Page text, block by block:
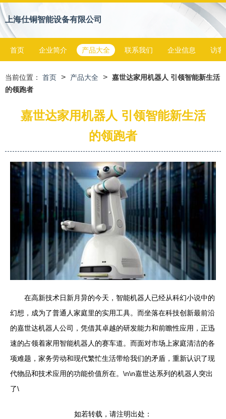
上海仕铜智能设备有限公司
首页 企业简介 产品大全 联系我们 企业信息 访客
当前位置： 首页 > 产品大全 > 嘉世达家用机器人 引领智能新生活
的领跑者
嘉世达家用机器人 引领智能新生活
的领跑者
在高新技术日新月异的今天，智能机器人已经从科幻小说中的
幻想，成为了普通人家庭里的实用工具。而坐落在科技创新最前沿
的嘉世达机器人公司，凭借其卓越的研发能力和前瞻性应用，正迅
速的占领着家用智能机器人的赛车道。而面对市场上家庭清洁的各
项难题，家务劳动和现代繁忙生活带给我们的矛盾，重新认识了现
代物品和技术应用的功能价值所在。\n\n嘉世达系列的机器人突出
了\
如若转载，请注明出处：